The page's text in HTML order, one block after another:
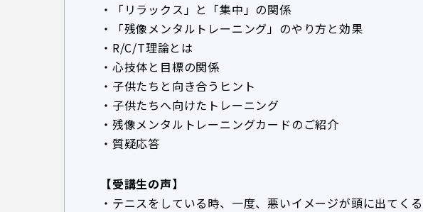
・「リラックス」と「集中」の関係
・「残像メンタルトレーニング」のやり方と効果
・R/C/T理論とは
・心技体と目標の関係
・子供たちと向き合うヒント
・子供たちへ向けたトレーニング
・残像メンタルトレーニングカードのご紹介
・質疑応答
【受講生の声】
・テニスをしている時、一度、悪いイメージが頭に出てく